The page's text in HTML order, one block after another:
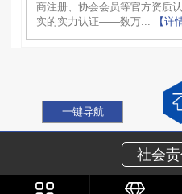
商注册、协会会员等官方资质
实的实力认证——数万...
【详
社会
一键导航